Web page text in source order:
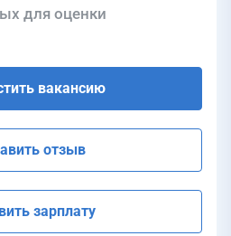
для оценки
вакансию
отзыв
зарплату